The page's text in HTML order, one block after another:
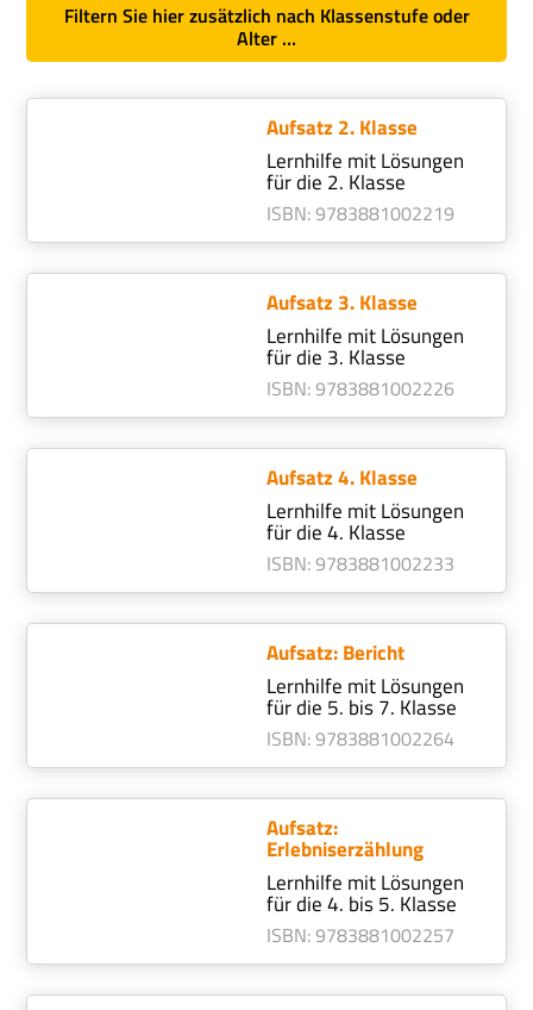
Filtern Sie hier zusätzlich nach Klassenstufe oder
Alter …
Aufsatz 2. Klasse
Lernhilfe mit Lösungen
für die 2. Klasse
ISBN:9783881002219
Aufsatz 3. Klasse
Lernhilfe mit Lösungen
für die 3. Klasse
ISBN:9783881002226
Aufsatz 4. Klasse
Lernhilfe mit Lösungen
für die 4. Klasse
ISBN:9783881002233
Aufsatz: Bericht
Lernhilfe mit Lösungen
für die 5. bis 7. Klasse
ISBN:9783881002264
Aufsatz:
Erlebniserzählung
Lernhilfe mit Lösungen
für die 4. bis 5. Klasse
ISBN:9783881002257